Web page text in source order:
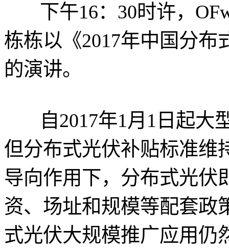
下午16：30时许，
栋栋以《2017年中国分
的演讲。
自2017年1月1日起大
但分布式光伏补贴标准维
导向作用下，分布式光伏
资、场址和规模等配套政
式光伏大规模推广应用仍